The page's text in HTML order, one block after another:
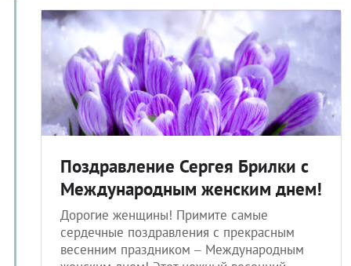
Поздравление Сергея Брилки с
Международным женским днем!
Дорогие женщины! Примите самые
сердечные поздравления с прекрасным
весенним праздником – Международным